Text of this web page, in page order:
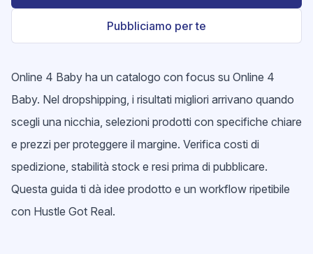
Pubbliciamo per te
Online 4 Baby ha un catalogo con focus su Online 4
Baby. Nel dropshipping, i risultati migliori arrivano quando
scegli una nicchia, selezioni prodotti con specifiche chiare
e prezzi per proteggere il margine. Verifica costi di
spedizione, stabilità stock e resi prima di pubblicare.
Questa guida ti dà idee prodotto e un workflow ripetibile
con Hustle Got Real.